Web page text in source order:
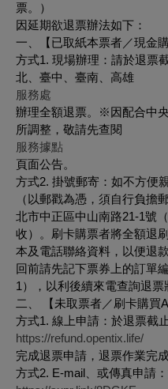
票。）
因延期欲退票辦法如下：
一、【已取紙本票者／現金購
方式1. 現場辦理：請於退票
北、臺中、臺南、高雄
服務處
辦理全額退票。※因配合中
所調整，敬請先查閱
服務據點
頁面公告。
方式2. 掛號郵寄：如不方便
（以郵戳為憑，須自行負擔
北市中正區中山南路21-1號
收）。刷卡購票者將全額退
本及電話聯絡資料，以便退
回前請先記下票券上的訂單
1），以利後續來電查詢退票
二、 【未取票者／刷卡購買
方式1. 線上申請：於退票截
https://refund.opentix.life/
完成退票申請，退票作業完
方式2. E-mail、或傳真申請